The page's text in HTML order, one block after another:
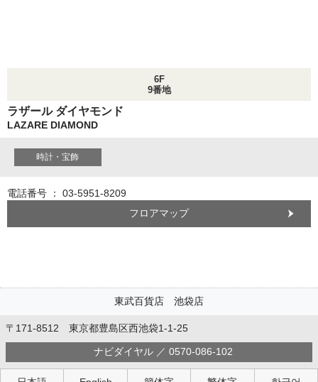
6F
9番地
ラザール ダイヤモンド
LAZARE DIAMOND
時計・宝飾
電話番号 ： 03-5951-8209
フロアマップ
東武百貨店 池袋店
〒171-8512 東京都豊島区西池袋1-1-25
ナビダイヤル ／ 0570-086-102